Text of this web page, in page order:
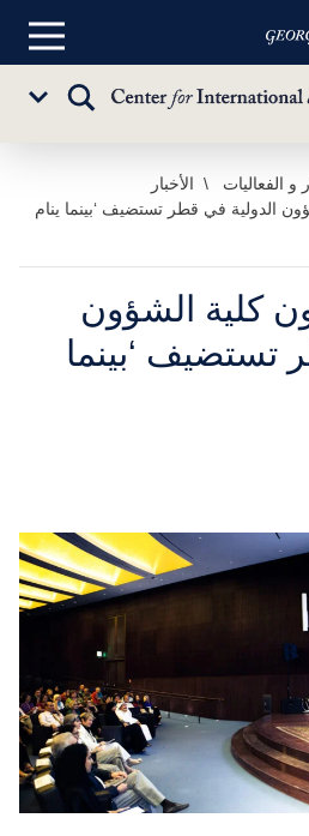
القائمة
تبديل
و الفعاليات
الأخبار
الدولية في قطر تستضيف ‘بينما ينام
كلية الشؤون
تستضيف ‘بينما